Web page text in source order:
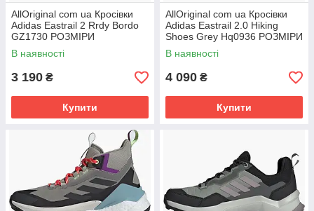
AllOriginal com ua Кросівки
Adidas Eastrail 2 Rrdy Bordo
GZ1730 РОЗМІРИ
ЗАПИТУЙТЕ
В наявності
3 190 ₴
Купити
AllOriginal com ua Кросівки
Adidas Eastrail 2.0 Hiking
Shoes Grey Hq0936 РОЗМІРИ
ЗАПИТУЙТЕ
В наявності
4 090 ₴
Купити